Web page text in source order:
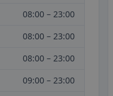
08:00 – 23:00
08:00 – 23:00
08:00 – 23:00
09:00 – 23:00